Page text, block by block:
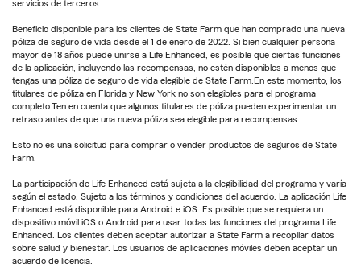
servicios de terceros.
Beneficio disponible para los clientes de State Farm que han comprado una nueva
póliza de seguro de vida desde el 1 de enero de 2022. Si bien cualquier persona
mayor de 18 años puede unirse a Life Enhanced, es posible que ciertas funciones
de la aplicación, incluyendo las recompensas, no estén disponibles a menos que
tengas una póliza de seguro de vida elegible de State Farm.En este momento, los
titulares de póliza en Florida y New York no son elegibles para el programa
completo.Ten en cuenta que algunos titulares de póliza pueden experimentar un
retraso antes de que una nueva póliza sea elegible para recompensas.
Esto no es una solicitud para comprar o vender productos de seguros de State
Farm.
La participación de Life Enhanced está sujeta a la elegibilidad del programa y varía
según el estado. Sujeto a los términos y condiciones del acuerdo. La aplicación Life
Enhanced está disponible para Android e iOS. Es posible que se requiera un
dispositivo móvil iOS o Android para usar todas las funciones del programa Life
Enhanced. Los clientes deben aceptar autorizar a State Farm a recopilar datos
sobre salud y bienestar. Los usuarios de aplicaciones móviles deben aceptar un
acuerdo de licencia.